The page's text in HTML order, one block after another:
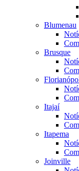
Blumenau
Brusque
Itajaí
Itapema
Joinville